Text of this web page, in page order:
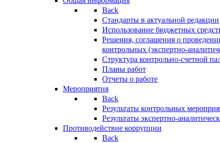
Back
Стандарты в актуальной редакции
Использование бюджетных
Решения, соглашения о
контрольных (экспертно-
Структура контрольно-счетной
Планы работ
Отчеты о работе
Мероприятия
Back
Результаты контрольных
Результаты экспертно-
Противодействие коррупции
Back